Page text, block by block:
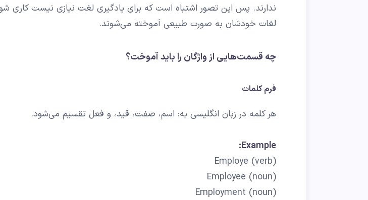
ندارند. پس این تصور اشتباه است که برای یادگیری لغت نیازی نیست کاری
لغات خودشان به صورت طبیعی آموخته می‌شوند.
چه قسمت‌هایی از واژگان را باید آموخت؟
فرم کلمات
هر کلمه در زبان انگلیسی به: اسم، صفت، قید، و فعل تقسیم می‌شود.
Example:
Employe (verb)
Employee (noun)
Employment (noun)